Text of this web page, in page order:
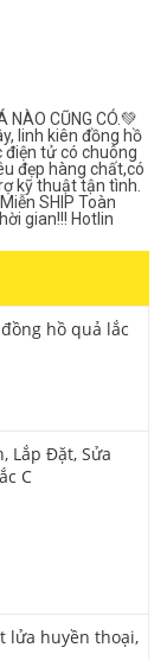
NÀO CŨNG CÓ.💚
linh kiên đồng hồ
điện tử có chuông
đẹp hàng chất,có
kỹ thuật tận tình.
SHIP Toàn
gian!!! Hotlin
hồ quả lắc
Lắp Đặt, Sửa
C
lửa huyền thoại,